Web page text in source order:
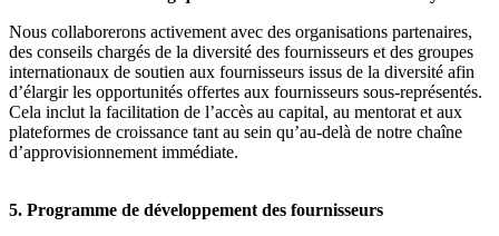
Nous collaborerons activement avec des organisations partenaires,
des conseils chargés de la diversité des fournisseurs et des groupes
internationaux de soutien aux fournisseurs issus de la diversité afin
d’élargir les opportunités offertes aux fournisseurs sous-représentés.
Cela inclut la facilitation de l’accès au capital, au mentorat et aux
plateformes de croissance tant au sein qu’au-delà de notre chaîne
d’approvisionnement immédiate.
5. Programme de développement des fournisseurs